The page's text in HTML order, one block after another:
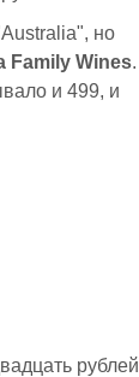
но
Family Wines.
и 499, и
рублей